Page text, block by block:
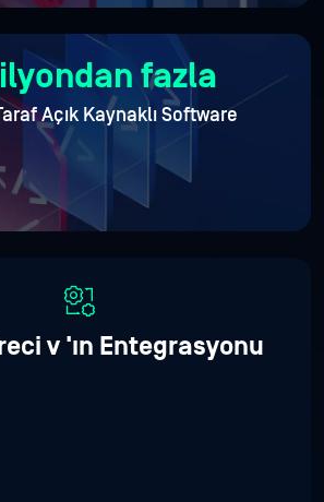
fazla
Açık KaynaklıSoftware
v 'ın Entegrasyonu